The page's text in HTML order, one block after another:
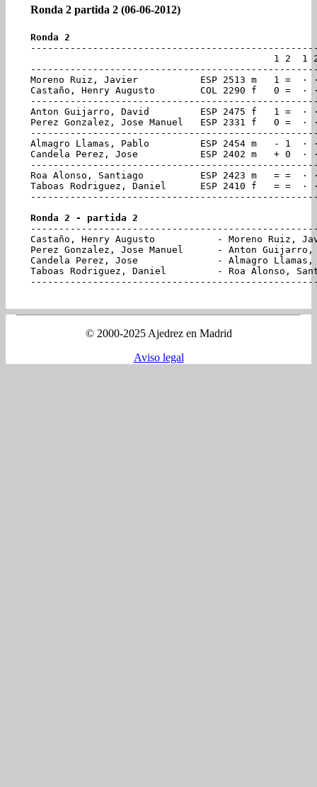
Ronda 2 partida 2 (06-06-2012)
Ronda 2
1 2  1
Moreno Ruiz, Javier           ESP 2513 m   1 =
Castaño, Henry Augusto        COL 2290 f   0 =
Anton Guijarro, David         ESP 2475 f   1 =
Perez Gonzalez, Jose Manuel   ESP 2331 f   0 =
Almagro Llamas, Pablo         ESP 2454 m   - 1
Candela Perez, Jose           ESP 2402 m   + 0
Roa Alonso, Santiago          ESP 2423 m   = =
Taboas Rodriguez, Daniel      ESP 2410 f   = =
Ronda 2 - partida 2
Castaño, Henry Augusto           - Moreno
Perez Gonzalez, Jose Manuel      - Anton
Candela Perez, Jose              - Almagro
Taboas Rodriguez, Daniel         - Roa Alonso,
© 2000-2025 Ajedrez en Madrid
Aviso legal